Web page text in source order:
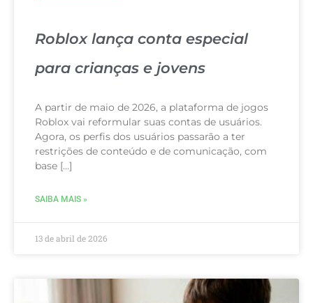
Roblox lança conta especial
para crianças e jovens
A partir de maio de 2026, a plataforma de jogos
Roblox vai reformular suas contas de usuários.
Agora, os perfis dos usuários passarão a ter
restrições de conteúdo e de comunicação, com
base […]
SAIBA MAIS »
13 de abril de 2026